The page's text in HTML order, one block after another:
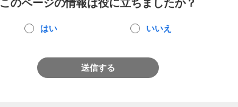
このページの情報は役に立ちましたか？
はい いいえ
送信する